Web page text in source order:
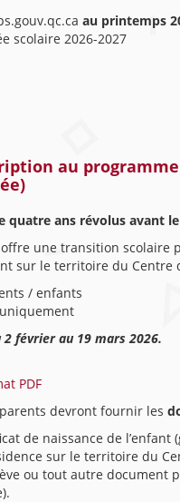
au printemps
scolaire 2026-2027
au
quatre ans révolus avant le
une transition scolaire
sur le territoire du Centre
/ enfants
février au 19 mars 2026.
PDF
devront fournir les
de naissance de
sur le territoire du
ou tout autre document